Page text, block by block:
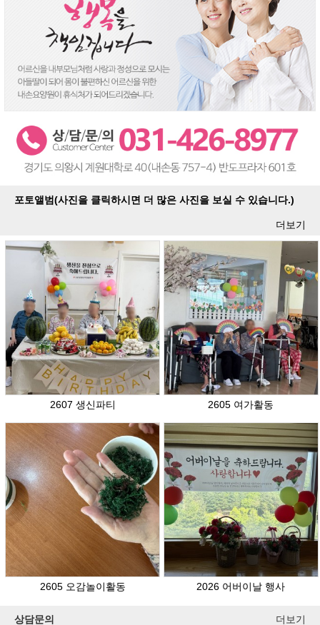
포토앨범(사진을 클릭하시면 더 많은 사진을 보실 수 있습니다.)
더보기
2607 생신파티 2605 여가활동
2605 오감놀이활동 2026 어버이날 행사
상담문의 더보기